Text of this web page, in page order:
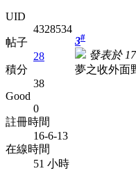
UID
4328534
帖子
28
積分
38
Good
0
註冊時間
16-6-13
在線時間
51 小時
3#
發表於
夢之收外面